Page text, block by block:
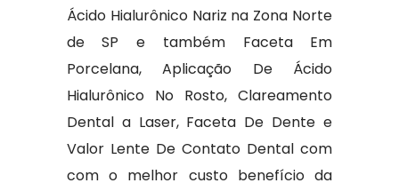
Ácido Hialurônico Nariz na Zona Norte
de SP e também Faceta Em
Porcelana, Aplicação De Ácido
Hialurônico No Rosto, Clareamento
Dental a Laser, Faceta De Dente e
Valor Lente De Contato Dental com
com o melhor custo benefício da